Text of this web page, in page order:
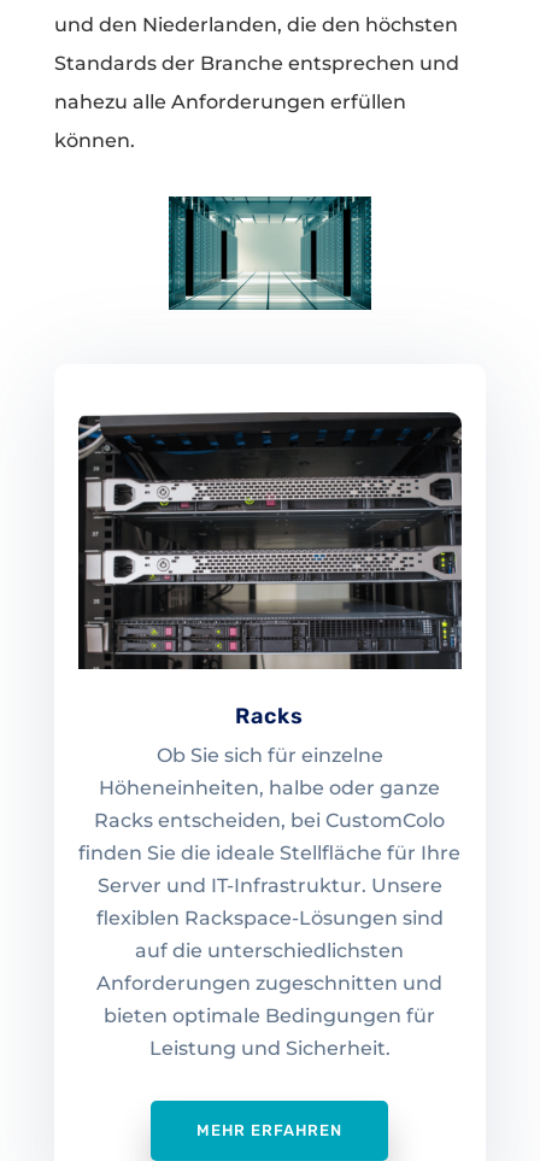
und den Niederlanden, die den höchsten
Standards der Branche entsprechen und
nahezu alle Anforderungen erfüllen
können.
Racks
Ob Sie sich für einzelne
Höheneinheiten, halbe oder ganze
Racks entscheiden, bei CustomColo
finden Sie die ideale Stellfläche für Ihre
Server und IT-Infrastruktur. Unsere
flexiblen Rackspace-Lösungen sind
auf die unterschiedlichsten
Anforderungen zugeschnitten und
bieten optimale Bedingungen für
Leistung und Sicherheit.
MEHR ERFAHREN